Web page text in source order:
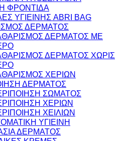
ΦΡΟΝΤΙΔΑ
ΥΓΙΕΙΝΗΣ ABRI BAG
ΔΕΡΜΑΤΟΣ
ΔΕΡΜΑΤΟΣ ΜΕ
ΔΕΡΜΑΤΟΣ ΧΩΡΙΣ
ΧΕΡΙΩΝ
ΔΕΡΜΑΤΟΣ
ΣΩΜΑΤΟΣ
ΧΕΡΙΩΝ
ΧΕΙΛΙΩΝ
ΥΓΙΕΙΝΗ
ΔΕΡΜΑΤΟΣ